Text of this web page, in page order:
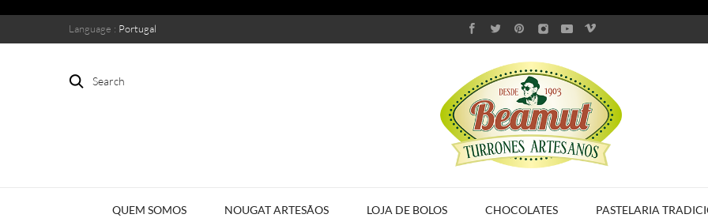
Language : Portugal
Search
QUEM SOMOS NOUGAT ARTESÃOS LOJA DE BOLOS CHOCOLATES PASTELARIA